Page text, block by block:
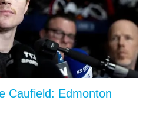
Caufield: Edmonton